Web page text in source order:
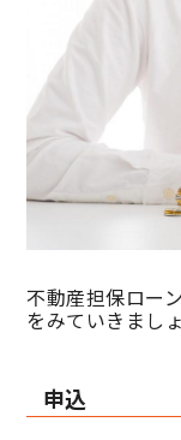
不動産担保ロー
をみていきましょ
申込